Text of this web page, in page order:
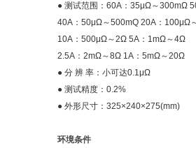
● 测试范围：60A：35μΩ～300mΩ
40A：50μΩ～500mQ 20A：100μΩ
10A：500μΩ～2Ω 5A：1mΩ～4Ω
2.5A：2mΩ～8Ω 1A：5mΩ～20Ω
● 分 辨 率：小可达0.1μΩ
● 测试精度：0.2%
● 外形尺寸：325×240×275(mm)
环境条件